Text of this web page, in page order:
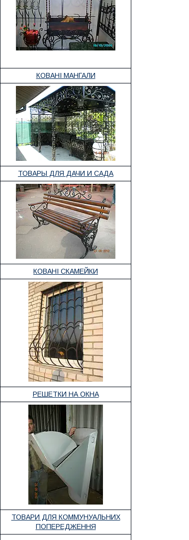
КОВАНІ МАНГАЛИ
ТОВАРЫ ДЛЯ ДАЧИ И САДА
КОВАНІ СКАМЕЙКИ
РЕШЕТКИ НА ОКНА
ТОВАРИ ДЛЯ КОММУНУАЛЬНИХ
ПОПЕРЕДЖЕННЯ